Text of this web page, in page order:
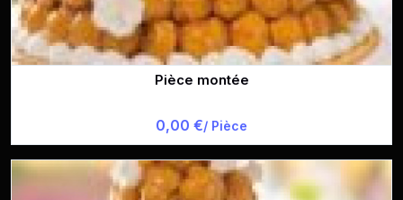
Pièce montée
0,00 €/ Pièce